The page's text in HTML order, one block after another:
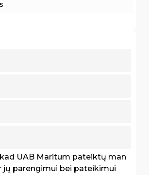
UAB Maritum pateiktų man
jų parengimui bei pateikimui